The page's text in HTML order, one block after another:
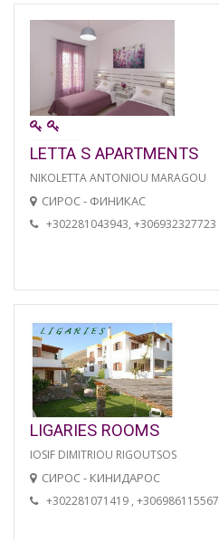
LETTA S APARTMENTS
NIKOLETTA ANTONIOU MARAGOU
СИРОС - ФИНИКАС
+302281043943, +306932327723
LIGARIES ROOMS
IOSIF DIMITRIOU RIGOUTSOS
СИРОС - КИНИДАРОС
+302281071419 , +306986115567